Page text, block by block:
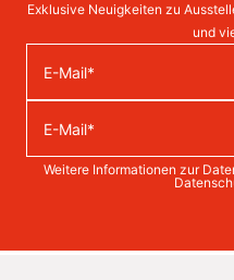
Exklusive Neuigkeiten zu
und
Weitere Informationen zur